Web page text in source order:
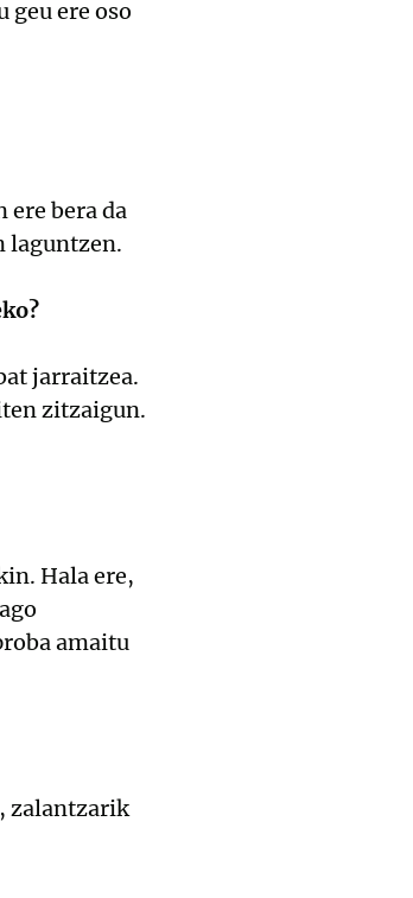
ere oso
ere bera da
laguntzen.
jarraitzea.
zitzaigun.
Hala ere,
amaitu
zalantzarik